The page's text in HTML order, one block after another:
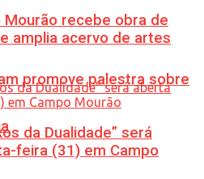
promove palestra sobre
Mourão recebe obra de
amplia acervo de artes
da Dualidade” será
feira (31) em Campo